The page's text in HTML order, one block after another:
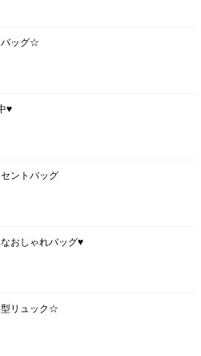
バッグ☆
♥
ントバッグ
おしゃれバッグ♥
型リュック☆